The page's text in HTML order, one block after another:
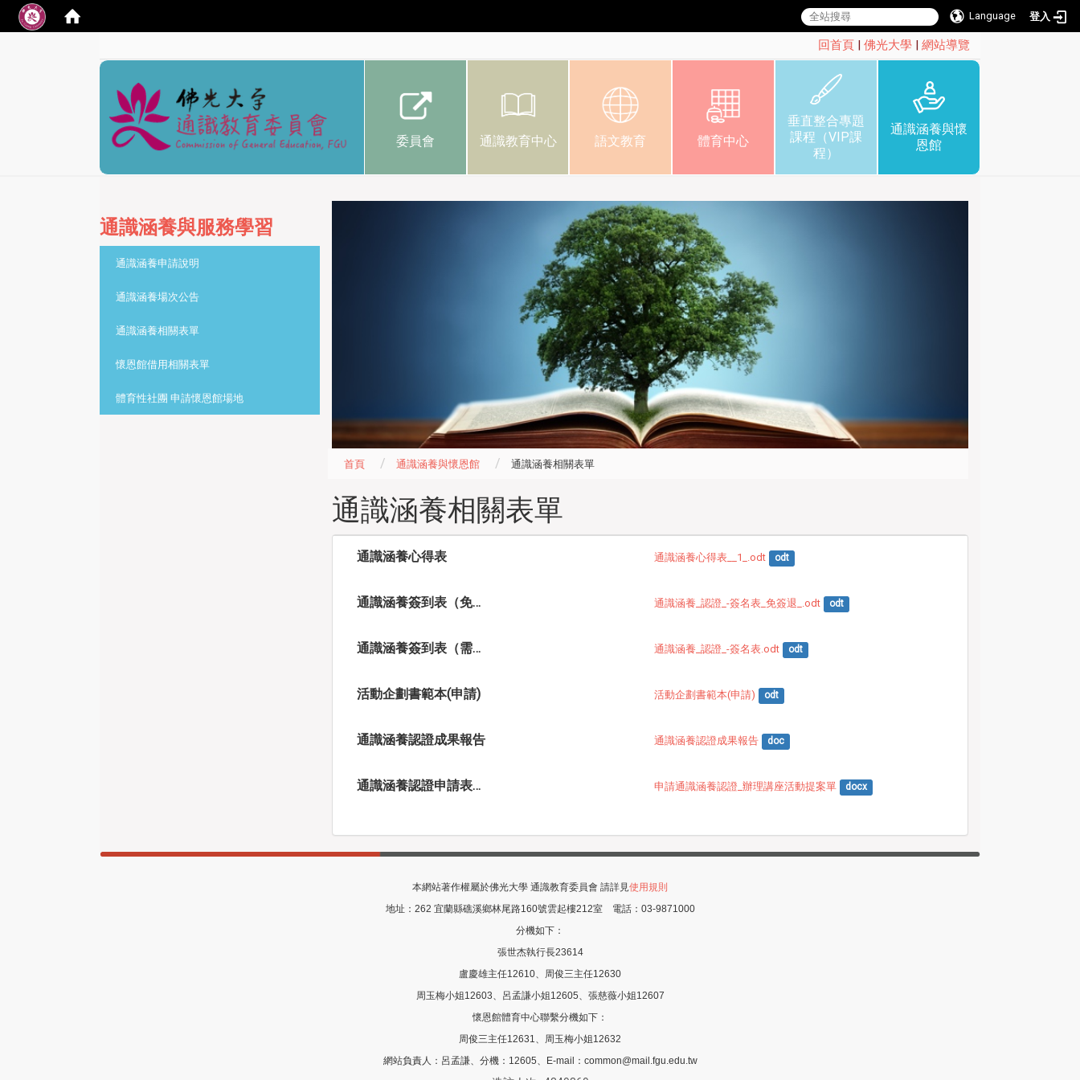
Language 登入
回首頁 | 佛光大學 | 網站導覽
委員會 通識教育中心 語文教育 體育中心
垂直整合專題
課程（VIP課
程）
通識涵養與懷
恩館
通識涵養與服務學習
通識涵養申請說明
通識涵養場次公告
通識涵養相關表單
懷恩館借用相關表單
體育性社團 申請懷恩館場地
首頁 通識涵養與懷恩館 通識涵養相關表單
通識涵養相關表單
通識涵養心得表 通識涵養心得表__1_.odt odt
通識涵養簽到表（免簽退） 通識涵養_認證_-簽名表_免簽退_.odt odt
通識涵養簽到表（需簽到簽退） 通識涵養_認證_-簽名表.odt odt
活動企劃書範本(申請) 活動企劃書範本(申請) odt
通識涵養認證成果報告 通識涵養認證成果報告 doc
通識涵養認證申請表與成果報告格式 申請通識涵養認證_辦理講座活動提案單 docx
本網站著作權屬於佛光大學 通識教育委員會 請詳見使用規則
地址： 262 宜蘭縣礁溪鄉林尾路160號雲起樓212室 電話： 03-9871000
分機如下：
張世杰執行長23614
盧慶雄主任12610、周俊三主任12630
周玉梅小姐12603、呂孟謙小姐12605、張慈薇小姐12607
懷恩館體育中心聯繫分機如下：
周俊三主任12631、周玉梅小姐12632
網站負責人：呂孟謙、分機：12605、E-mail：common@mail.fgu.edu.tw